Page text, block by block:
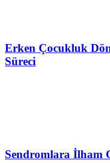
Erken Çocukluk
Süreci
Sendromlara İlham